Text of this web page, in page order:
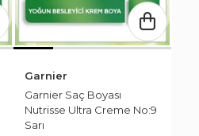
Garnier
Garnier Saç Boyası
Nutrisse Ultra Creme No:9
Sarı